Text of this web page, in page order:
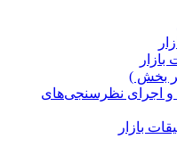
بخش )
اجرای نظرسنجی‌های
بازار